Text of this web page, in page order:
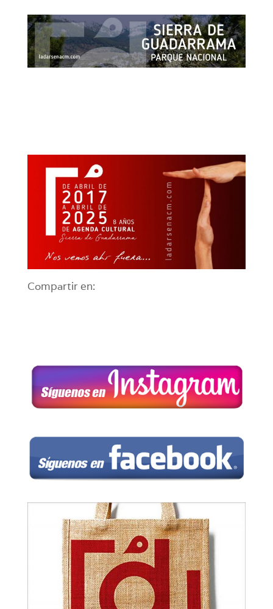
Compartir en: